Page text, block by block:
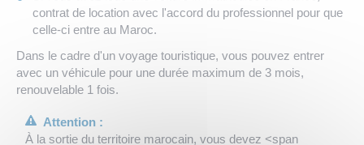
contrat de location avec l'accord du professionnel pour que
celle-ci entre au Maroc.
Dans le cadre d'un voyage touristique, vous pouvez entrer
avec un véhicule pour une durée maximum de 3 mois,
renouvelable 1 fois.
Attention :
À la sortie du territoire marocain, vous devez <span